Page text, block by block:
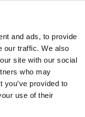
and ads, to provide
our traffic. We also
site with our social
who may
you’ve provided to
use of their